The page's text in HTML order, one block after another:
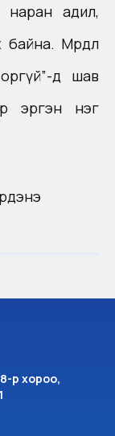
наран адил,
Мөрөөдөл
оргүй”-д шав
эргэн нэг
р хороо,